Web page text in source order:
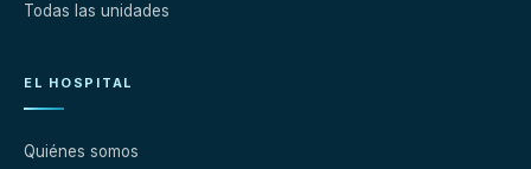
Todas las unidades
EL HOSPITAL
Quiénes somos